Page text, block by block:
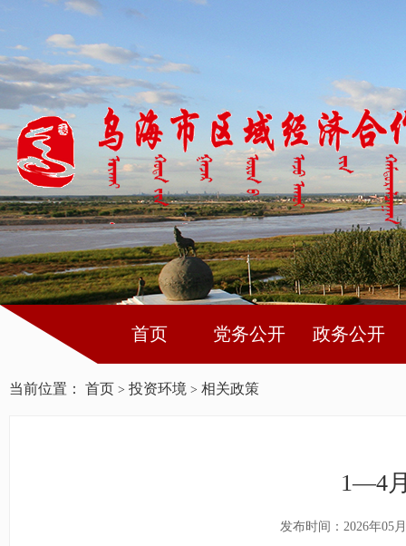
首页 党务公开 政务公开
当前位置： 首页 > 投资环境 > 相关政策
1—4
发布时间：2026年05